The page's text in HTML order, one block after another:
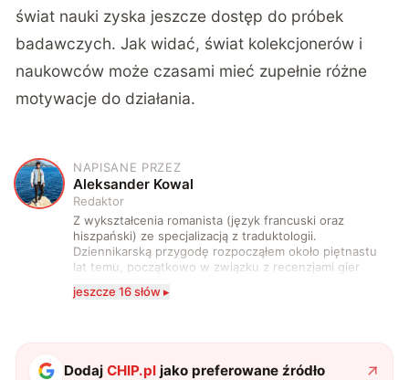
świat nauki zyska jeszcze dostęp do próbek
badawczych. Jak widać, świat kolekcjonerów i
naukowców może czasami mieć zupełnie różne
motywacje do działania.
A
NAPISANE PRZEZ
Aleksander Kowal
Redaktor
Z wykształcenia romanista (język francuski oraz
hiszpański) ze specjalizacją z traduktologii.
Dziennikarską przygodę rozpocząłem około piętnastu
lat temu, początkowo w związku z recenzjami gier
komputerowych i filmów. Obecnie publikuję
zdecydowanie częściej na tematy związane z nauką
także uprawiać oraz oglądać sport.
jeszcze 16 słów ▸
DodajCHIP.pl jako preferowane źródło